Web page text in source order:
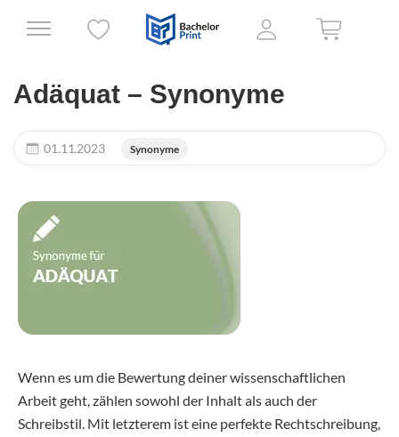
Adäquat – Synonyme
01.11.2023 Synonyme
Wenn es um die Bewertung deiner wissenschaftlichen
Arbeit geht, zählen sowohl der Inhalt als auch der
Schreibstil. Mit letzterem ist eine perfekte Rechtschreibung,